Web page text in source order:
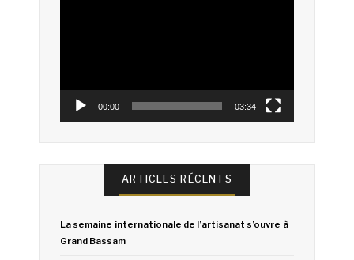
00:00 03:34
ARTICLES RÉCENTS
La semaine internationale de l’artisanat s’ouvre à
Grand Bassam